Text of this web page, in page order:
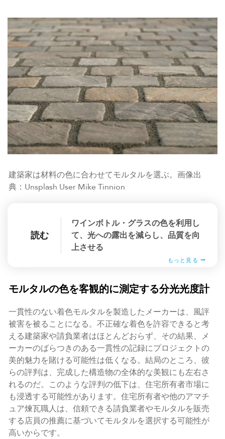
建築家は材料の色に合わせてモルタルを選ぶ。画像出
典：Unsplash User Mike Tinnion
読む
ワインボトル・グラスの色を利用し
て、光への露出を減らし、品質を向
上させる
もっと見る
モルタルの色を客観的に測定する分光光度計
一貫性のない着色モルタルを製造したメーカーは、風評
被害を被ることになる。不正確な着色を許容できると考
える建築家や請負業者はほとんどおらず、その結果、メ
ーカーのばらつきのある一貫性の記録にプロジェクトの
美的魅力を賭ける可能性は低くなる。結局のところ、彼
らの評判は、完成した構造物の全体的な美観にも左右さ
れるのだ。このような評判の低下は、住宅所有者市場に
も浸透する可能性があります。住宅所有者や他のアマチ
ュア煉瓦職人は、信頼できる請負業者やモルタルを販売
する店員の推薦に基づいてモルタルを選択する可能性が
高いからです。